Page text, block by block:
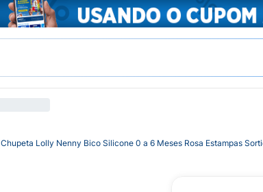
Chupeta Lolly Nenny Bico Silicone 0 a 6 Meses Rosa Estampas